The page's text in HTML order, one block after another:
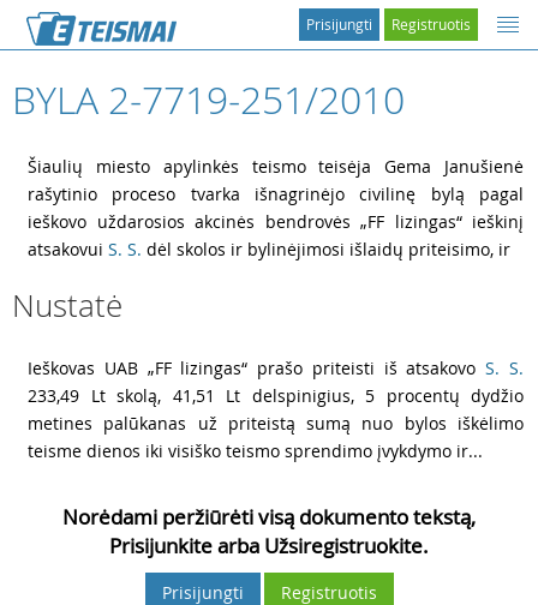
Registruotis
Prisijungti
BYLA 2-7719-251/2010
Šiaulių miesto apylinkės teismo teisėja Gema Janušienė
rašytinio proceso tvarka išnagrinėjo civilinę bylą pagal
ieškovo uždarosios akcinės bendrovės „FF lizingas“ ieškinį
atsakovui S. S. dėl skolos ir bylinėjimosi išlaidų priteisimo, ir
Nustatė
Ieškovas UAB „FF lizingas“ prašo priteisti iš atsakovoS. S.
233,49 Lt skolą, 41,51 Lt delspinigius, 5 procentų dydžio
metines palūkanas už priteistą sumą nuo bylos iškėlimo
teisme dienos iki visiško teismo sprendimo įvykdymo ir...
Norėdami peržiūrėti visą dokumento tekstą,
Prisijunkite arba Užsiregistruokite.
Prisijungti Registruotis